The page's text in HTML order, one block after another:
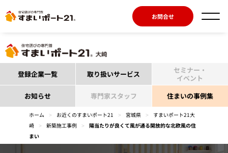
お問合せ
登録企業一覧 取り扱いサービス
セミナー・
イベント
お知らせ
専門家スタッフ 住まいの事例集
ホーム > お近くのすまいポート21 > 宮城県 >
すまいポート21大
崎
> 新築施工事例 >
陽当たりが良くて風が通る開放的な北欧風の住
まい